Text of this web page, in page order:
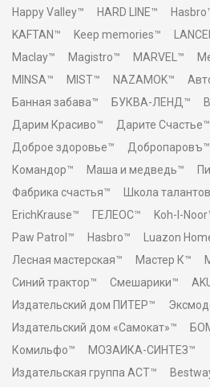
Happy Valley™
HARD LINE™
KAFTAN™
Keep memories™
Maclay™
Magistro™ MARVEL™
MINSA™
MIST™ NAZAMOK™
Банная забава™
БУКВА-ЛЕНД™
Дарим Красиво™
Дарите Счастье™
Доброе здоровье™
Добропаровъ™
Командор™
Маша и медведь™
Фабрика счастья™
Школа
ErichKrause™
ГЕЛЕОС™ Koh-I-
Paw Patrol™
Hasbro™ Luazon
Лесная мастерская™
Мастер К™
Синий трактор™
Смешарики™
Издательский дом ПИТЕР™
Издательский дом «Самокат»™
Комильфо™
МОЗАИКА-СИНТЕЗ™
Издательская группа АСТ™